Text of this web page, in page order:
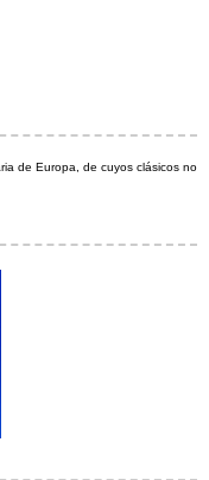
de Europa, de cuyos clásicos no